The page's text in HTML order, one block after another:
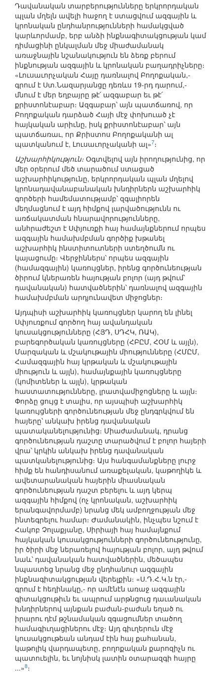
Դավանական տարբերությունները երկրորդական
պլան մղելն ավելի հաջող է ստացվում ազգային և
կրոնական ընդհանրությունների համակցված
կարևորմամբ, երբ անձի ինքնագիտակցության կամ
դիմացինի ընկալման մեջ միաժամանակ
առաջնային նշանակություն են ձեռք բերում
ինքնության ազգային և կրոնական բաղադրիչները։
«Լուսաւորչական Հայը դառնալով Բողոքական,-
գրում է Ստ.Նազարյանցը դեռևս 19-րդ դարում,-
մնում է մեր եղբայրը թէ՛ ազգաբար եւ թէ՛
քրիստոնէաբար։ Ազգաբար՝ այն պատճառով, որ
Բողոքական դարձած Հայի մէջ փոխուած չէ
հայկական արիւնը, իսկ քրիստոնէաբար՝ այն
պատճառաւ, որ Քրիստոս Բողոքականի ալ
պատկանում է, Լուսաւորչականի ալ»7։
Աշխարհիկություն։ Օգտվելով այն իրողությունից, որ
մեր օրերում մեծ տարածում ստացած
աշխարհիկությունը, երկրորդական պլան մղելով
կրոնադավանաբանական խնդիրներն աշխարհիկ
գործերի համեմատությամբ՝ զգալիորեն
մեղմացնում է այդ հիմքով լարվածությունն ու
առճակատման հնարավորությունները,
անհրաժեշտ է Սփյուռքի հայ համայնքներում որպես
ազգային համախմբման գործիք խթանել
աշխարհիկ ինստիտուտների ստեղծումն ու
կայացումը։ Վերջիններս՝ որպես ազգային
(համազգային) կառույցներ, իրենց գործունեության
ծիրում կներառեն հայության բոլոր (այդ թվում՝
դավանական) հատվածներին՝ դառնալով ազգային
համախմբման արդյունավետ միջոցներ։
Այդպիսի աշխարհիկ կառույցներ կարող են լինել
Սփյուռքում գործող հայ ավանդական
կուսակցությունները (ՀՅԴ, ՍԴՀԿ, ՌԱԿ),
բարեգործական կառույցները (ՀԲԸՄ, ՀՕՄ և այլն),
Մարզական և մշակութային միությունները (ՀՄԸՄ,
Համազգային հայ կրթական և մշակութային
միություն և այլն), համայնքային կառույցները
(կոմիտեներ և այլն), կրթական
հաստատությունները, լրատվամիջոցները և այլն։
Փորձը ցույց է տալիս, որ այսպիսի աշխարհիկ
կառույցների գործունեության մեջ ընդգրկվում են
հայերը՝ անկախ իրենց դավանական
պատականելությունից։ Միաժամանակ, դրանց
գործունեության դաշտը տարածվում է բոլոր հայերի
վրա՝ կրկին անկախ իրենց դավանական
պատկանելությունից։ Այս հանգամանքները լուրջ
հիմք են հանդիսանում առաքելական, կաթողիկե և
ավետարանական հայերին միասնական
գործունեության դաշտ բերելու և այդ կերպ
ազգային հիմքով (ոչ կրոնական, աշխարհիկ
երանգավորմամբ) նրանց մեկ ամբողջության մեջ
ինտեգրելու համար։ Ժամանակին, ինչպես նշում է
Հակոբ Չոլաքյանը, Սիրիայի հայ համայնքում
հայկական կուսակցությունների գործունեությունը,
իր ծիրի մեջ ներառելով հայության բոլոր, այդ թվում
նաև՝ դավանական հատվածներին, մեծապես
նպաստեց նրանց մեջ ընդհանուր ազգային
ինքնագիտակցության վերելքին։ «Ս.Դ.Հ.Կ.ն էր,-
գրում է հեղինակը,- որ ամէնէն առաջ ազգային
գիտակցութիւն եւ ապրում արթնցուց դաւանական
խնդիրներով այնքան բաժան-բաժան եղած ու
իրարու դէմ թշնամական զգացումներ տածող
համագիւղացիներու մէջ։ Այդ գիւղերուն մէջ
կուսակցութեան անդամ էին հայ քահանան,
կաթոլիկ վարդապետը, բողոքական քարոզիչն ու
պատուելին, եւ նոյնիսկ լատին օտարազգի հայրը
...»8։